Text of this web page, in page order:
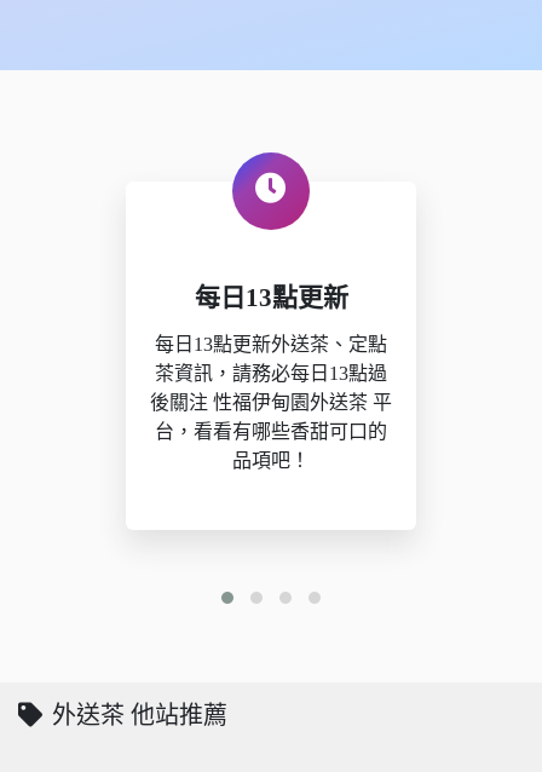
每日13點更新
每日13點更新外送茶、定點
茶資訊，請務必每日13點過
後關注 性福伊甸園外送茶 平
台，看看有哪些香甜可口的
品項吧！
外送茶 他站推薦